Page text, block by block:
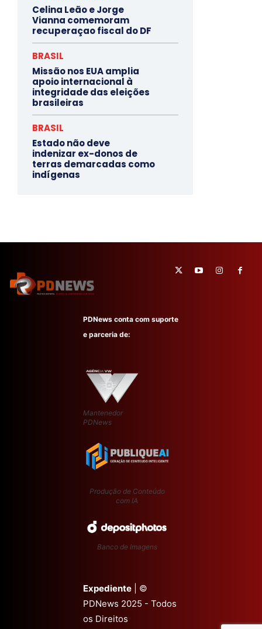
Celina Leão e Jorge
Vianna comemoram
recuperaçao fiscal do DF
BRASIL
Missão nos EUA amplia
apoio internacional à
integridade das eleições
brasileiras
BRASIL
Estado não deve
indenizar ex-donos de
terras demarcadas como
indígenas
PDNews conta com suporte
e parceria de:
Mantenedor
PDNews
Produção de Conteúdo
com IA
Banco de Imagens
Expediente | ©
PDNews 2025 - Todos
os Direitos